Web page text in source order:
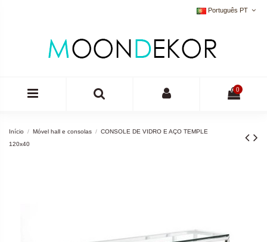
Português PT
0
Início Móvel hall e consolas
CONSOLE DE VIDRO E AÇO TEMPLE
120x40